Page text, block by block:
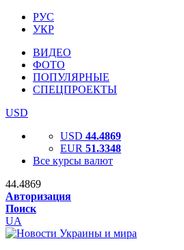
РУС
УКР
ВИДЕО
ФОТО
ПОПУЛЯРНЫЕ
СПЕЦПРОЕКТЫ
USD
USD 44.4869
EUR 51.3348
Все курсы валют
44.4869
Авторизация
Поиск
UA